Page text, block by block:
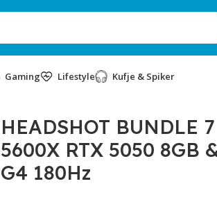
Gaming Lifestyle Kufje & Spiker
HEADSHOT BUNDLE
5600X RTX 5050 8GB
G4 180Hz